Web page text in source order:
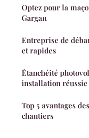
Optez pour la
Gargan
Entreprise de
et rapides
Étanchéité
installation réussie
Top 5 avantages
chantiers